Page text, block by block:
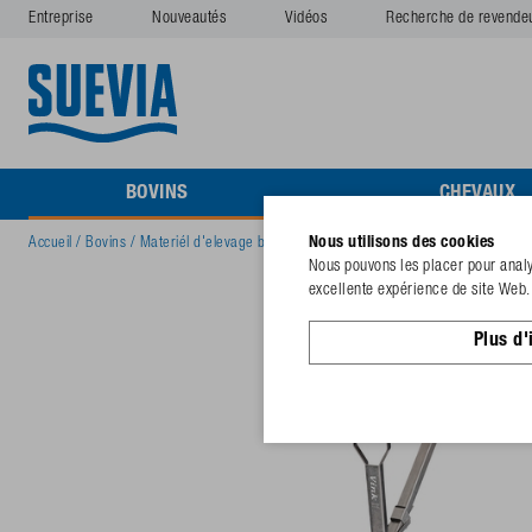
Entreprise Nouveautés Vidéos Recherche de
BOVINS CHEVAUX
Accueil / Bovins / Materiél d'elevage bovins /Vêleuse VINK 1,80 m allaitantes,
Nous utilisons des cookies
Nous pouvons les placer pour
excellente expérience de site
Plus